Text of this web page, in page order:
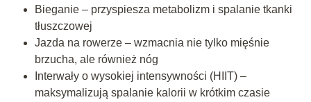
Bieganie – przyspiesza metabolizm i spalanie tkanki
tłuszczowej
Jazda na rowerze – wzmacnia nie tylko mięśnie
brzucha, ale również nóg
Interwały o wysokiej intensywności (HIIT) –
maksymalizują spalanie kalorii w krótkim czasie